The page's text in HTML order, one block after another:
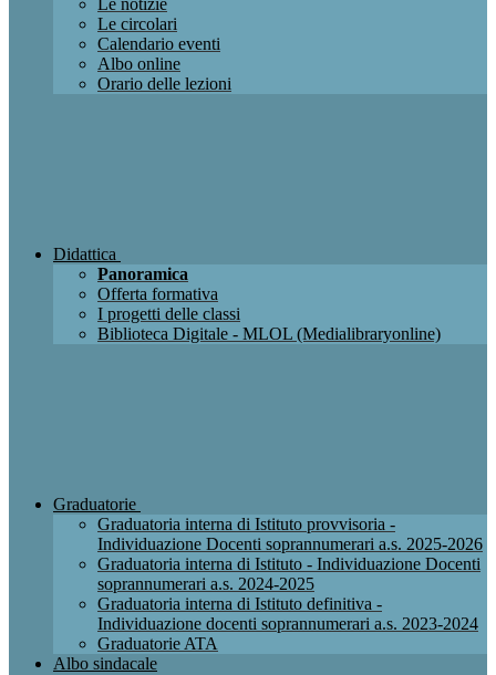
Le notizie
Le circolari
Calendario eventi
Albo online
Orario delle lezioni
Didattica
Panoramica
Offerta formativa
I progetti delle classi
Biblioteca Digitale - MLOL (Medialibraryonline)
Graduatorie
Graduatoria interna di Istituto provvisoria -
Individuazione Docenti soprannumerari a.s. 2025-2026
Graduatoria interna di Istituto - Individuazione Docenti
soprannumerari a.s. 2024-2025
Graduatoria interna di Istituto definitiva -
Individuazione docenti soprannumerari a.s. 2023-2024
Graduatorie ATA
Albo sindacale